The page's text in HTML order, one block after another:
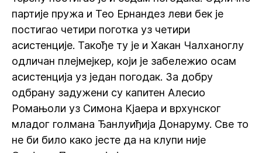
партије пружа и Тео Ернандез леви бек је
постигао четири поготка уз четири
асистенције. Такође ту је и Хакан Чалханоглу
одличан плејмејкер, који је забележио осам
асистенција уз један погодак. За добру
одбрану задужени су капитен Алесио
Ромањоли уз Симона Кјаера и врхунског
младог голмана Ђанлуиђија Донаруму. Све то
не би било како јесте да на клупи није